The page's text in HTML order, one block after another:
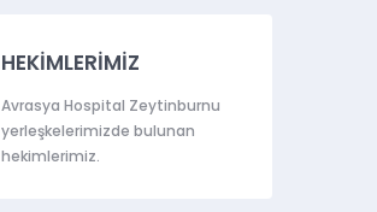
HEKİMLERİMİZ
Avrasya Hospital Zeytinburnu
yerleşkelerimizde bulunan
hekimlerimiz.